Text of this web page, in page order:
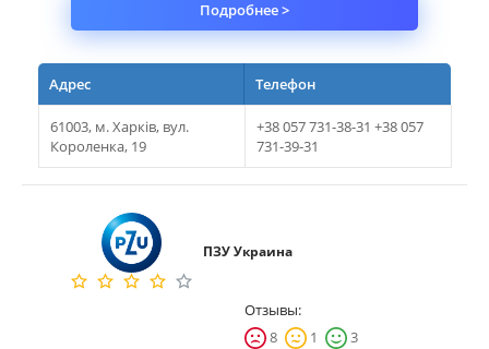
Подробнее >
Адрес Телефон
61003, м. Харків, вул.
Короленка, 19
+38 057 731-38-31 +38 057
731-39-31
ПЗУ Украина
Отзывы:
8
1
3